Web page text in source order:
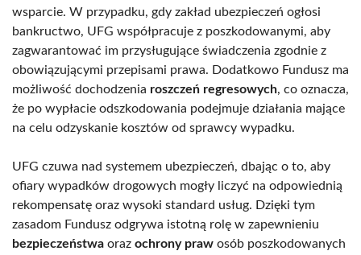
wsparcie. W przypadku, gdy zakład ubezpieczeń ogłosi
bankructwo, UFG współpracuje z poszkodowanymi, aby
zagwarantować im przysługujące świadczenia zgodnie z
obowiązującymi przepisami prawa. Dodatkowo Fundusz ma
możliwość dochodzenia roszczeń regresowych, co oznacza,
że po wypłacie odszkodowania podejmuje działania mające
na celu odzyskanie kosztów od sprawcy wypadku.
UFG czuwa nad systemem ubezpieczeń, dbając o to, aby
ofiary wypadków drogowych mogły liczyć na odpowiednią
rekompensatę oraz wysoki standard usług. Dzięki tym
zasadom Fundusz odgrywa istotną rolę w zapewnieniu
bezpieczeństwa oraz ochrony praw osób poszkodowanych